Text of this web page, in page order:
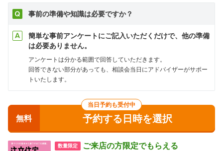
事前の準備や知識は必要ですか？
簡単な事前アンケートにご記入いただくだけで、他の準備
は必要ありません。
アンケートは分かる範囲で回答していただきます。
回答できない部分があっても、相談会当日にアドバイザーがサポー
トいたします。
当日予約も受付中
無料 予約する日時を選択
数量限定 ご来店の方限定でもらえる